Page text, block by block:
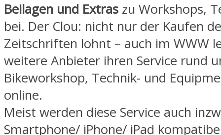
Beilagen und Extras zu Workshops,
bei. Der Clou: nicht nur der Kaufen
Zeitschriften lohnt – auch im WWW
weitere Anbieter ihren Service rund
Bikeworkshop, Technik- und
online.
Meist werden diese Service auch
Smartphone/ iPhone/ iPad